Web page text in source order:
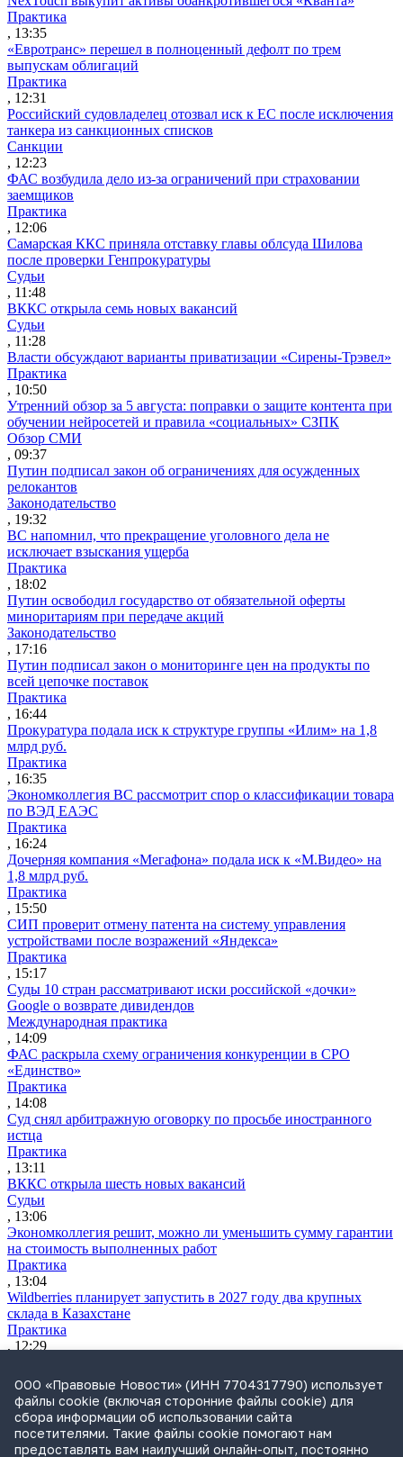
Практика
, 13:35
«Евротранс» перешел в полноценный дефолт по трем
выпускам облигаций
Практика
, 12:31
Российский судовладелец отозвал иск к ЕС после исключения
танкера из санкционных списков
Санкции
, 12:23
ФАС возбудила дело из-за ограничений при страховании
заемщиков
Практика
, 12:06
Самарская ККС приняла отставку главы облсуда Шилова
после проверки Генпрокуратуры
Судьи
, 11:48
ВККС открыла семь новых вакансий
Судьи
, 11:28
Власти обсуждают варианты приватизации «Сирены-Трэвел»
Практика
, 10:50
Утренний обзор за 5 августа: поправки о защите контента при
обучении нейросетей и правила «социальных» СЗПК
Обзор СМИ
, 09:37
Путин подписал закон об ограничениях для осужденных
релокантов
Законодательство
, 19:32
ВС напомнил, что прекращение уголовного дела не
исключает взыскания ущерба
Практика
, 18:02
Путин освободил государство от обязательной оферты
миноритариям при передаче акций
Законодательство
, 17:16
Путин подписал закон о мониторинге цен на продукты по
всей цепочке поставок
Практика
, 16:44
Прокуратура подала иск к структуре группы «Илим» на 1,8
млрд руб.
Практика
, 16:35
Экономколлегия ВС рассмотрит спор о классификации товара
по ВЭД ЕАЭС
Практика
, 16:24
Дочерняя компания «Мегафона» подала иск к «М.Видео» на
1,8 млрд руб.
Практика
, 15:50
СИП проверит отмену патента на систему управления
устройствами после возражений «Яндекса»
Практика
, 15:17
Суды 10 стран рассматривают иски российской «дочки»
Google о возврате дивидендов
Международная практика
, 14:09
ФАС раскрыла схему ограничения конкуренции в СРО
«Единство»
Практика
, 14:08
Суд снял арбитражную оговорку по просьбе иностранного
истца
Практика
, 13:11
ВККС открыла шесть новых вакансий
Судьи
, 13:06
Экономколлегия решит, можно ли уменьшить сумму гарантии
на стоимость выполненных работ
Практика
, 13:04
Wildberries планирует запустить в 2027 году два крупных
склада в Казахстане
Практика
, 12:29
расходов
Практика
, 11:12
Утренний обзор за 4 августа: усиление контроля за сделкам
бизнеса и ограничение доступа к банкам через иностранные
ООО «Правовые Новости» (ИНН 7704317790) использует
файлы cookie (включая сторонние файлы cookie) для
сбора информации об использовании сайта
посетителями. Такие файлы cookie помогают нам
предоставлять вам наилучший онлайн-опыт, постоянно